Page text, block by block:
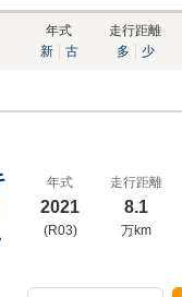
年式
新
古
走行距離
多
少
年式
2021
(R03)
走行距離
8.1
万km